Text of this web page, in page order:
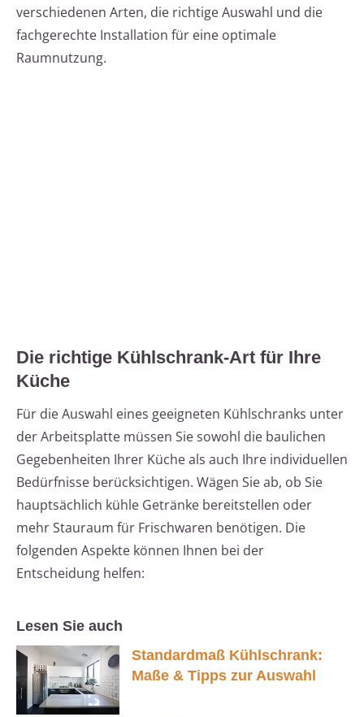
verschiedenen Arten, die richtige Auswahl und die
fachgerechte Installation für eine optimale
Raumnutzung.
Die richtige Kühlschrank-Art für Ihre
Küche
Für die Auswahl eines geeigneten Kühlschranks unter
der Arbeitsplatte müssen Sie sowohl die baulichen
Gegebenheiten Ihrer Küche als auch Ihre individuellen
Bedürfnisse berücksichtigen. Wägen Sie ab, ob Sie
hauptsächlich kühle Getränke bereitstellen oder
mehr Stauraum für Frischwaren benötigen. Die
folgenden Aspekte können Ihnen bei der
Entscheidung helfen:
Lesen Sie auch
Standardmaß Kühlschrank:
Maße & Tipps zur Auswahl